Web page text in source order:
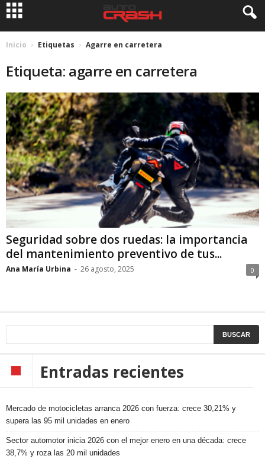
Inicio Etiquetas Agarre en carretera
Etiqueta: agarre en carretera
Seguridad sobre dos ruedas: la importancia
del mantenimiento preventivo de tus...
Ana María Urbina - 26 agosto, 2025 0
Entradas recientes
Mercado de motocicletas arranca 2026 con fuerza: crece 30,21% y
supera las 95 mil unidades en enero
Sector automotor inicia 2026 con el mejor enero en una década: crece
38,7% y roza las 20 mil unidades